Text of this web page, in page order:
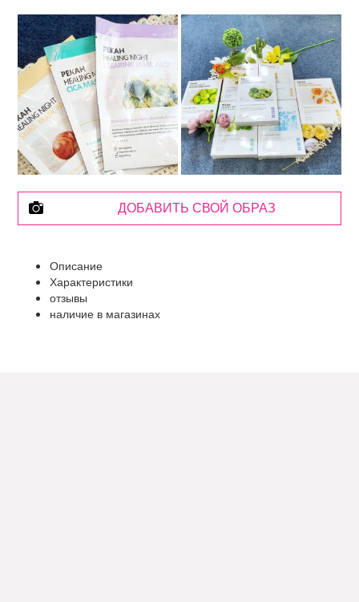
ДОБАВИТЬ СВОЙ ОБРАЗ
Описание
Характеристики
отзывы
наличие в магазинах